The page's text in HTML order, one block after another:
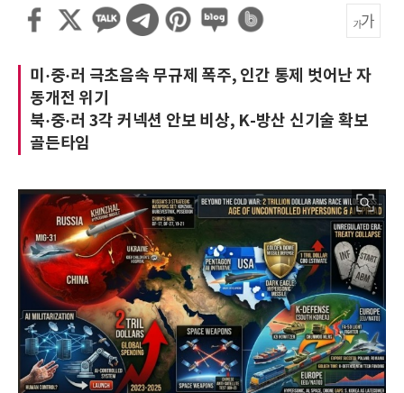
미·중·러 극초음속 무규제 폭주, 인간 통제 벗어난 자
동개전 위기
북·중·러 3각 커넥션 안보 비상, K-방산 신기술 확보
골든타임